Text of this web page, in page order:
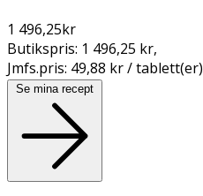
1 496,25kr
Butikspris: 1 496,25 kr,
Jmfs.pris: 49,88 kr / tablett(er)
Se mina recept